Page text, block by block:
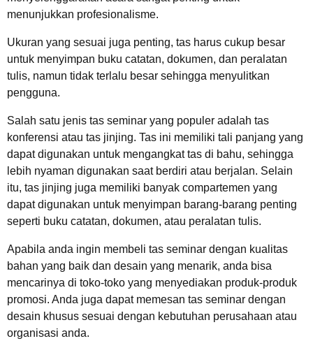
menunjukkan profesionalisme.
Ukuran yang sesuai juga penting, tas harus cukup besar
untuk menyimpan buku catatan, dokumen, dan peralatan
tulis, namun tidak terlalu besar sehingga menyulitkan
pengguna.
Salah satu jenis tas seminar yang populer adalah tas
konferensi atau tas jinjing. Tas ini memiliki tali panjang yang
dapat digunakan untuk mengangkat tas di bahu, sehingga
lebih nyaman digunakan saat berdiri atau berjalan. Selain
itu, tas jinjing juga memiliki banyak compartemen yang
dapat digunakan untuk menyimpan barang-barang penting
seperti buku catatan, dokumen, atau peralatan tulis.
Apabila anda ingin membeli tas seminar dengan kualitas
bahan yang baik dan desain yang menarik, anda bisa
mencarinya di toko-toko yang menyediakan produk-produk
promosi. Anda juga dapat memesan tas seminar dengan
desain khusus sesuai dengan kebutuhan perusahaan atau
organisasi anda.